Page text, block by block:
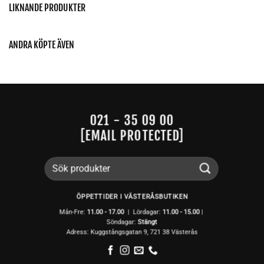
LIKNANDE PRODUKTER
ANDRA KÖPTE ÄVEN
021 - 35 09 00
[EMAIL PROTECTED]
Sök
efter:
ÖPPETTIDER I VÄSTERÅSBUTIKEN
Mån-Fre: 11.00 - 17.00| Lördagar: 11.00 - 15.00 |
Söndagar:Stängt
Adress: Kuggstångsgatan 9, 721 38 Västerås